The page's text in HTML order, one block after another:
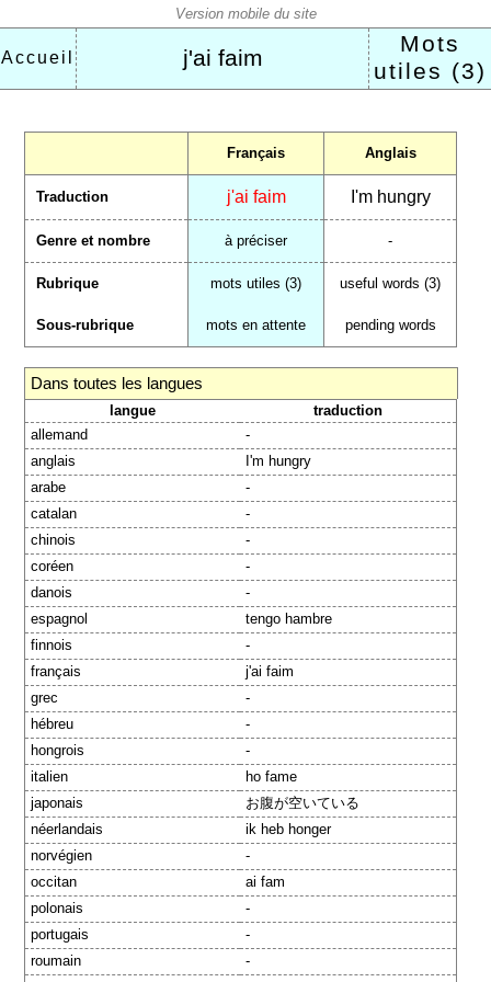
Accueil j'ai faim
Mots
utiles (3)
Français Anglais
Traduction j'ai faim I'm hungry
Genre et nombre à préciser -
Rubrique mots utiles (3) useful words (3)
Sous-rubrique mots en attente pending words
Dans toutes les langues
langue
traduction
allemand
-
anglais
I'm hungry
arabe
-
catalan
-
chinois
-
coréen
-
danois
-
espagnol
tengo hambre
finnois
-
français
j'ai faim
grec
-
hébreu
-
hongrois
-
italien
ho fame
japonais
お腹が空いている
néerlandais
ik heb honger
norvégien
-
occitan
ai fam
polonais
-
portugais
-
roumain
-